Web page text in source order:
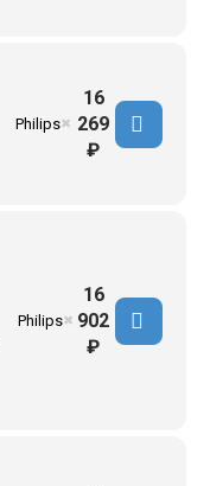
Philips✖
16
269
₽
Philips✖
16
902
₽